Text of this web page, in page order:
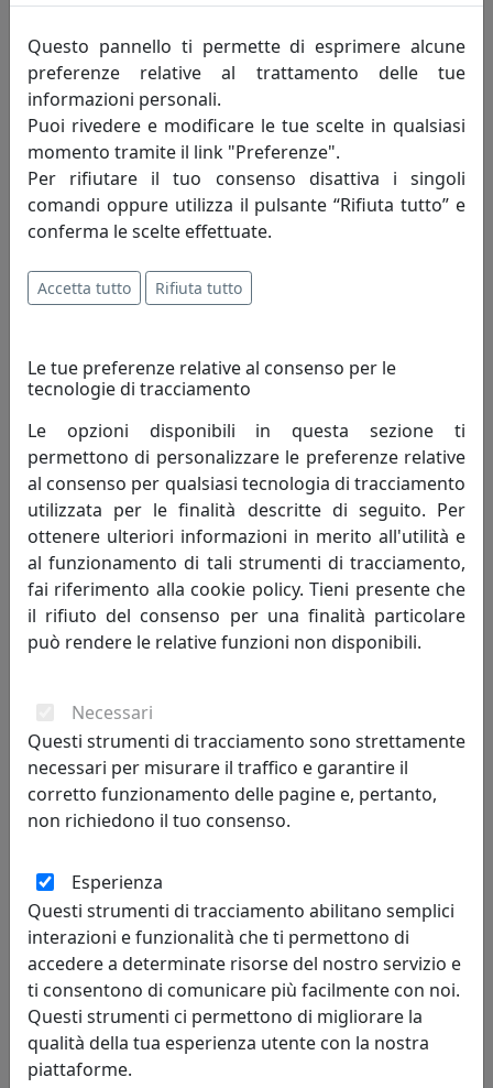
TAVOLINO ARABESCO HABITAT MEDIO, PIANO ROTONDO, GRIGIO,
CATALOGO IPLEX, CODICE I0020603638G
IPlex
158,00 €
TAVOLINO ARABESCO HABITAT PICCOLO, PIANO ROTONDO,
BIANCO, CATALOGO IPLEX, CODICE I0020603538H
IPlex
120,00 €
IPlex
120,00 €
Questo pannello ti permette di esprimere alcune
preferenze relative al trattamento delle tue
informazioni personali.
Puoi rivedere e modificare le tue scelte in qualsiasi
momento tramite il link "Preferenze".
Per rifiutare il tuo consenso disattiva i singoli
comandi oppure utilizza il pulsante “Rifiuta tutto” e
conferma le scelte effettuate.
Accetta tutto Rifiuta tutto
Le tue preferenze relative al consenso per le
tecnologie di tracciamento
Le opzioni disponibili in questa sezione ti
permettono di personalizzare le preferenze relative
al consenso per qualsiasi tecnologia di tracciamento
utilizzata per le finalità descritte di seguito. Per
ottenere ulteriori informazioni in merito all'utilità e
al funzionamento di tali strumenti di tracciamento,
fai riferimento alla cookie policy. Tieni presente che
il rifiuto del consenso per una finalità particolare
può rendere le relative funzioni non disponibili.
Necessari
Questi strumenti di tracciamento sono strettamente
necessari per misurare il traffico e garantire il
corretto funzionamento delle pagine e, pertanto,
non richiedono il tuo consenso.
Esperienza
Questi strumenti di tracciamento abilitano semplici
interazioni e funzionalità che ti permettono di
accedere a determinate risorse del nostro servizio e
ti consentono di comunicare più facilmente con noi.
Questi strumenti ci permettono di migliorare la
qualità della tua esperienza utente con la nostra
piattaforme.